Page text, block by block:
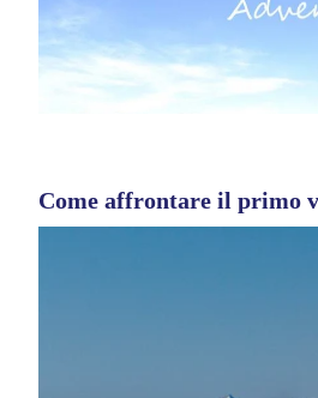
Come affrontare il primo